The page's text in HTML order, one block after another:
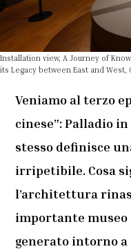
Installation view, A Journey of
its Legacy between East and West,
Veniamo al terzo
cinese”: Palladio
stesso definisce
irripetibile. Cosa
l’architettura
importante museo
generato intorno